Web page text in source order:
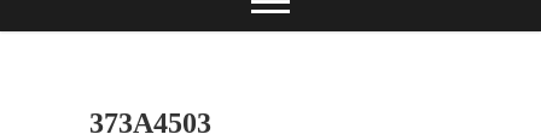
ー 嶋田陽介
373A4503